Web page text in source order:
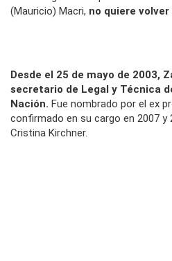
(Mauricio) Macri, no quiere
Desde el 25 de mayo de 2003,
secretario de Legal y Técnica
Nación. Fue nombrado por el ex
confirmado en su cargo en 2007 y
Cristina Kirchner.